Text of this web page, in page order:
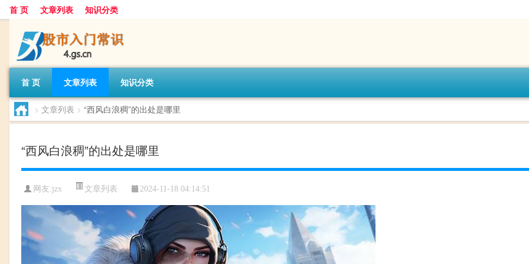
首 页 文章列表 知识分类
首 页 文章列表 知识分类
> 文章列表 > “西风白浪稠”的出处是哪里
“西风白浪稠”的出处是哪里
网友:jzx 文章列表 2024-11-18 04:14:51